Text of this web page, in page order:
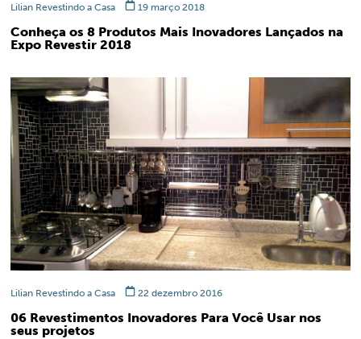
Lilian Revestindo a Casa 19 março 2018
Conheça os 8 Produtos Mais Inovadores Lançados na
Expo Revestir 2018
Lilian Revestindo a Casa 22 dezembro 2016
06 Revestimentos Inovadores Para Você Usar nos
seus projetos